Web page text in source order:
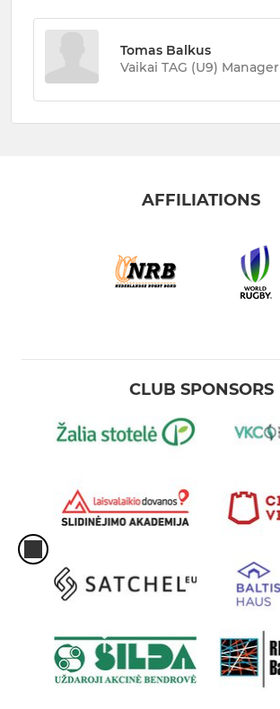
Tomas Balkus
Vaikai TAG (U9) Manager
AFFILIATIONS
CLUB SPONSORS